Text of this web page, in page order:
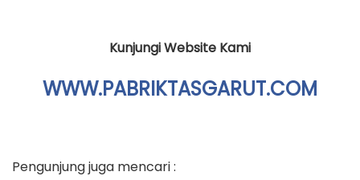
Kunjungi Website Kami
WWW.PABRIKTASGARUT.COM
Pengunjung juga mencari :